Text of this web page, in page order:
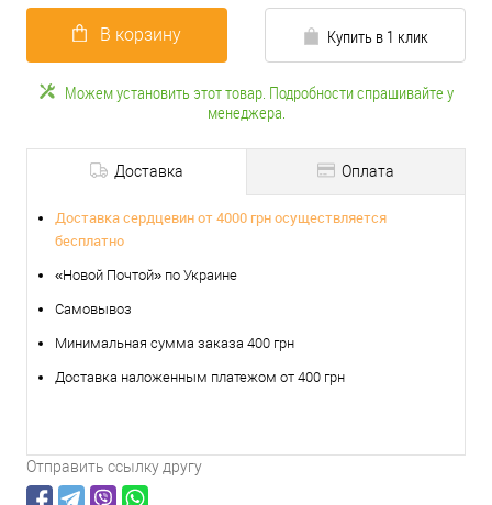
В корзину Купить в 1 клик
Можем установить этот товар. Подробности спрашивайте у
менеджера.
Доставка Оплата
Доставка сердцевин от 4000 грн осуществляется
бесплатно
«Новой Почтой» по Украине
Самовывоз
Минимальная сумма заказа 400 грн
Доставка наложенным платежом от 400 грн
Отправить ссылку другу